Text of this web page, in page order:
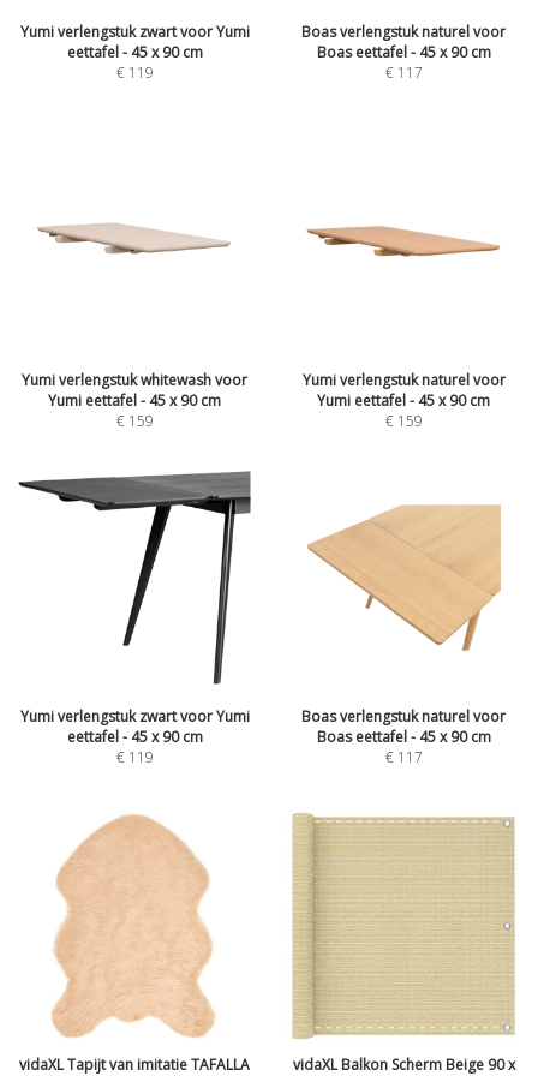
Yumi verlengstuk zwart voor Yumi
eettafel - 45 x 90 cm
€ 119
Boas verlengstuk naturel voor
Boas eettafel - 45 x 90 cm
€ 117
Yumi verlengstuk whitewash voor
Yumi eettafel - 45 x 90 cm
€ 159
Yumi verlengstuk naturel voor
Yumi eettafel - 45 x 90 cm
€ 159
Yumi verlengstuk zwart voor Yumi
eettafel - 45 x 90 cm
€ 119
Boas verlengstuk naturel voor
Boas eettafel - 45 x 90 cm
€ 117
vidaXL Tapijt van imitatie TAFALLA
vidaXL Balkon Scherm Beige 90 x